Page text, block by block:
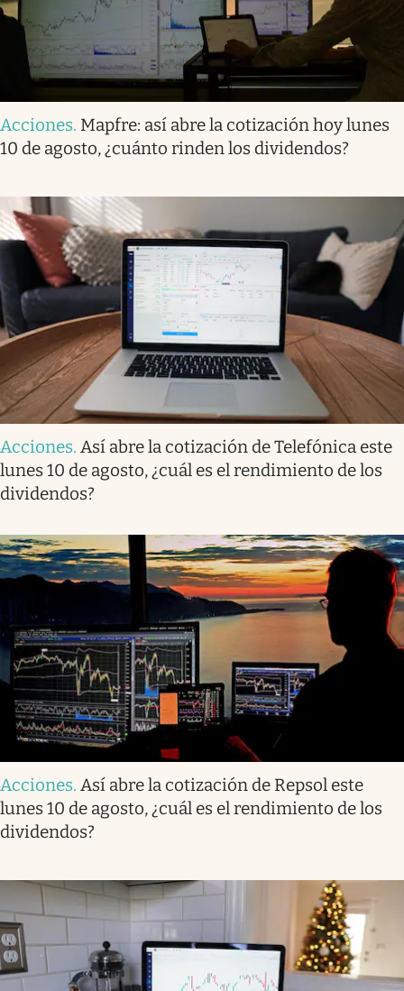
Acciones. Mapfre: así abre la cotización hoy lunes
10 de agosto, ¿cuánto rinden los dividendos?
Acciones. Así abre la cotización de Telefónica este
lunes 10 de agosto, ¿cuál es el rendimiento de los
dividendos?
Acciones. Así abre la cotización de Repsol este
lunes 10 de agosto, ¿cuál es el rendimiento de los
dividendos?